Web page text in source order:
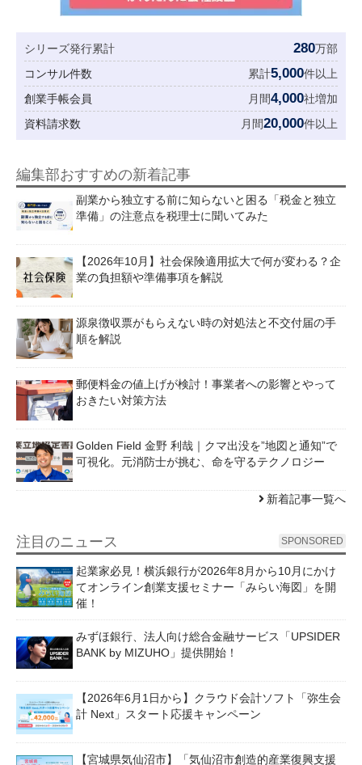
シリーズ発行累計 280万部
コンサル件数
累計5,000件以上
創業手帳会員
月間4,000社増加
資料請求数
月間20,000件以上
編集部おすすめの新着記事
副業から独立する前に知らないと困る「税金と独立
準備」の注意点を税理士に聞いてみた
【2026年10月】社会保険適用拡大で何が変わる？企
業の負担額や準備事項を解説
源泉徴収票がもらえない時の対処法と不交付届の手
順を解説
郵便料金の値上げが検討！事業者への影響とやって
おきたい対策方法
Golden Field 金野 利哉｜クマ出没を”地図と通知”で
可視化。元消防士が挑む、命を守るテクノロジー
新着記事一覧へ
注目のニュース SPONSORED
起業家必見！横浜銀行が2026年8月から10月にかけ
てオンライン創業支援セミナー「みらい海図」を開
催！
みずほ銀行、法人向け総合金融サービス「UPSIDER
BANK by MIZUHO」提供開始！
【2026年6月1日から】クラウド会計ソフト「弥生会
計 Next」スタート応援キャンペーン
【宮城県気仙沼市】「気仙沼市創造的産業復興支援